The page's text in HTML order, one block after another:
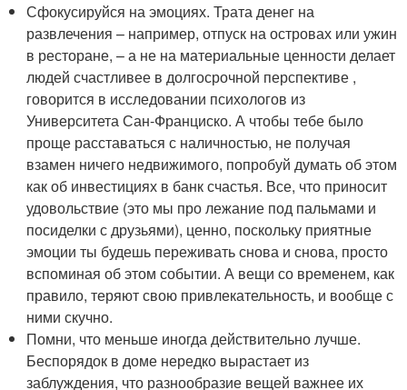
Сфокусируйся на эмоциях. Трата денег на
развлечения – например, отпуск на островах или ужин
в ресторане, – а не на материальные ценности делает
людей счастливее в долгосрочной перспективе ,
говорится в исследовании психологов из
Университета Сан-Франциско. А чтобы тебе было
проще расставаться с наличностью, не получая
взамен ничего недвижимого, попробуй думать об этом
как об инвестициях в банк счастья. Все, что приносит
удовольствие (это мы про лежание под пальмами и
посиделки с друзьями), ценно, поскольку приятные
эмоции ты будешь переживать снова и снова, просто
вспоминая об этом событии. А вещи со временем, как
правило, теряют свою привлекательность, и вообще с
ними скучно.
Помни, что меньше иногда действительно лучше.
Беспорядок в доме нередко вырастает из
заблуждения, что разнообразие вещей важнее их